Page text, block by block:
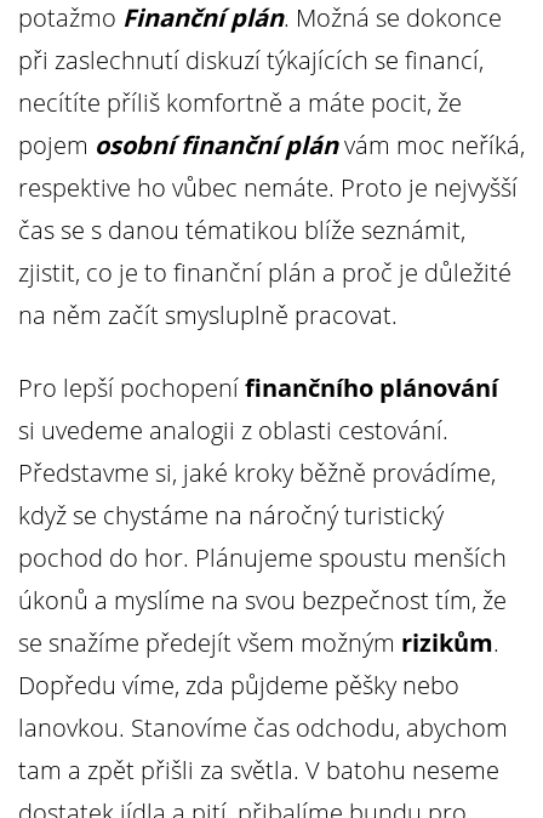
potažmo Finanční plán. Možná se dokonce
při zaslechnutí diskuzí týkajících se financí,
necítíte příliš komfortně a máte pocit, že
pojem osobní finanční plánvám moc neříká,
respektive ho vůbec nemáte. Proto je nejvyšší
čas se s danou tématikou blíže seznámit,
zjistit, co je to finanční plán a proč je důležité
na něm začít smysluplně pracovat.
Pro lepší pochopenífinančního plánování
si uvedeme analogii z oblasti cestování.
Představme si, jaké kroky běžně provádíme,
když se chystáme na náročný turistický
pochod do hor. Plánujeme spoustu menších
úkonů a myslíme na svou bezpečnost tím, že
se snažíme předejít všem možným rizikům.
Dopředu víme, zda půjdeme pěšky nebo
lanovkou. Stanovíme čas odchodu, abychom
tam a zpět přišli za světla. V batohu neseme